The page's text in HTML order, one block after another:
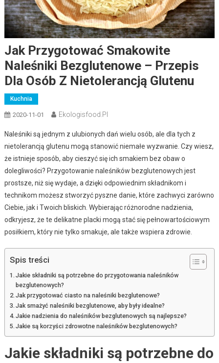
Jak Przygotować Smakowite
Naleśniki Bezglutenowe – Przepis
Dla Osób Z Nietolerancją Glutenu
Kuchnia
2020-11-01 Ekologisfood.pl
Naleśniki są jednym z ulubionych dań wielu osób, ale dla tych z
nietolerancją glutenu mogą stanowić niemałe wyzwanie. Czy wiesz,
że istnieje sposób, aby cieszyć się ich smakiem bez obaw o
dolegliwości? Przygotowanie naleśników bezglutenowych jest
prostsze, niż się wydaje, a dzięki odpowiednim składnikom i
technikom możesz stworzyć pyszne danie, które zachwyci zarówno
Ciebie, jak i Twoich bliskich. Wybierając różnorodne nadzienia,
odkryjesz, że te delikatne placki mogą stać się pełnowartościowym
posiłkiem, który nie tylko smakuje, ale także wspiera zdrowie.
Spis treści
Jakie składniki są potrzebne do przygotowania naleśników
bezglutenowych?
Jak przygotować ciasto na naleśniki bezglutenowe?
Jak smażyć naleśniki bezglutenowe, aby były idealne?
Jakie nadzienia do naleśników bezglutenowych są najlepsze?
Jakie są korzyści zdrowotne naleśników bezglutenowych?
Jakie składniki są potrzebne do